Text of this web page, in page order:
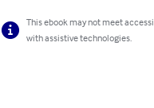
This ebook may not meet
with assistive technologies.